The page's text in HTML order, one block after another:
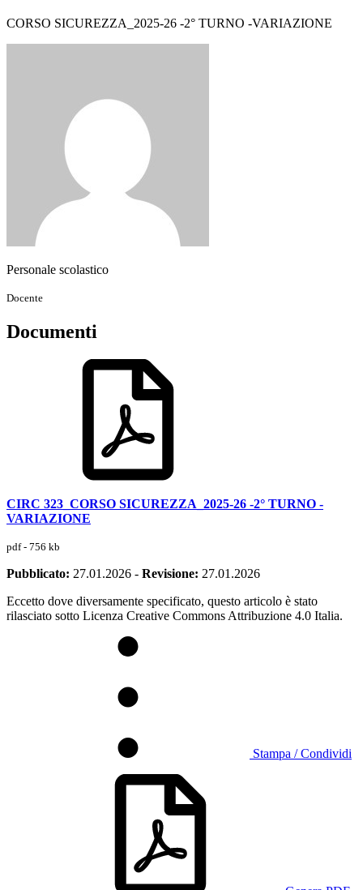
CORSO SICUREZZA_2025-26 -2° TURNO -VARIAZIONE
Personale scolastico
Docente
Documenti
CIRC 323_CORSO SICUREZZA_2025-26 -2° TURNO -
VARIAZIONE
pdf - 756 kb
Pubblicato: 27.01.2026 - Revisione: 27.01.2026
Eccetto dove diversamente specificato, questo articolo è stato
rilasciato sotto Licenza Creative Commons Attribuzione 4.0 Italia.
Stampa / Condividi